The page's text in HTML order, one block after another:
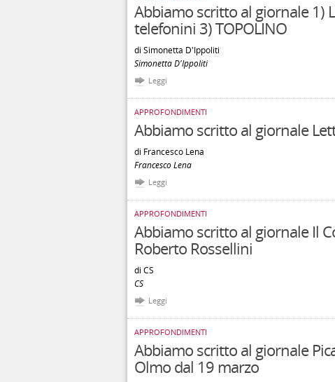
Abbiamo scritto al giornale 1)
telefonini 3) TOPOLINO
di Simonetta D'Ippoliti
Simonetta D'Ippoliti
Leggi
APPROFONDIMENTI
Abbiamo scritto al giornale
di Francesco Lena
Francesco Lena
Leggi
APPROFONDIMENTI
Abbiamo scritto al giornale Il
Roberto Rossellini
di CS
CS
Leggi
APPROFONDIMENTI
Abbiamo scritto al giornale
Olmo dal 19 marzo